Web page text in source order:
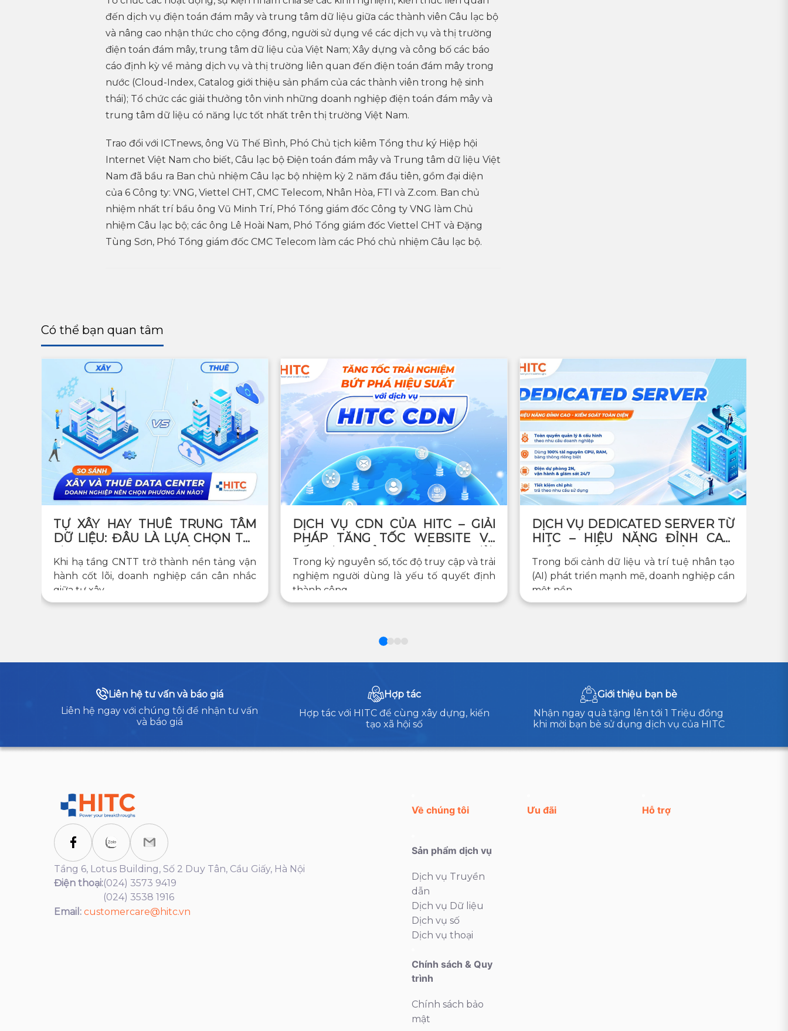
đến dịch vụ điện toán đám mây và trung tâm dữ liệu giữa các thành viên Câu lạc bộ
và nâng cao nhận thức cho cộng đồng, người sử dụng về các dịch vụ và thị trường
điện toán đám mây, trung tâm dữ liệu của Việt Nam; Xây dựng và công bố các báo
cáo định kỳ về mảng dịch vụ và thị trường liên quan đến điện toán đám mây trong
nước (Cloud-Index, Catalog giới thiệu sản phẩm của các thành viên trong hệ sinh
thái); Tổ chức các giải thưởng tôn vinh những doanh nghiệp điện toán đám mây và
trung tâm dữ liệu có năng lực tốt nhất trên thị trường Việt Nam.
Trao đổi với ICTnews, ông Vũ Thế Bình, Phó Chủ tịch kiêm Tổng thư ký Hiệp hội
Internet Việt Nam cho biết, Câu lạc bộ Điện toán đám mây và Trung tâm dữ liệu Việt
Nam đã bầu ra Ban chủ nhiệm Câu lạc bộ nhiệm kỳ 2 năm đầu tiên, gồm đại diện
của 6 Công ty: VNG, Viettel CHT, CMC Telecom, Nhân Hòa, FTI và Z.com. Ban chủ
nhiệm nhất trí bầu ông Vũ Minh Trí, Phó Tổng giám đốc Công ty VNG làm Chủ
nhiệm Câu lạc bộ; các ông Lê Hoài Nam, Phó Tổng giám đốc Viettel CHT và Đặng
Tùng Sơn, Phó Tổng giám đốc CMC Telecom làm các Phó chủ nhiệm Câu lạc bộ.
Có thể bạn quan tâm
TỰ XÂY HAY THUÊ TRUNG TÂM
DỮ LIỆU: ĐÂU LÀ LỰA CHỌN TỐI
Khi hạ tầng CNTT trở thành nền tảng vận
hành cốt lõi, doanh nghiệp cần cân nhắc
giữa tự xây...
DỊCH VỤ CDN CỦA HITC – GIẢI
PHÁP TĂNG TỐC WEBSITE VÀ
DÙNG TOÀN CẦU
Trong kỷ nguyên số, tốc độ truy cập và trải
nghiệm người dùng là yếu tố quyết định
thành công...
DỊCH VỤ DEDICATED SERVER TỪ
HITC – HIỆU NĂNG ĐỈNH CAO,
DOANH NGHIỆP
Trong bối cảnh dữ liệu và trí tuệ nhân tạo
(AI) phát triển mạnh mẽ, doanh nghiệp cần
một nền...
Liên hệ tư vấn và báo giá
Liên hệ ngay với chúng tôi để nhận tư vấn
và báo giá
Hợp tác
Hợp tác với HITC để cùng xây dựng, kiến
tạo xã hội số
Giới thiệu bạn bè
Nhận ngay quà tặng lên tới 1 Triệu đồng
khi mời bạn bè sử dụng dịch vụ của HITC
Tầng 6, Lotus Building, Số 2 Duy Tân, Cầu Giấy, Hà Nội
Điện thoại:(024) 3573 9419
(024) 3538 1916
Email: customercare@hitc.vn
Về chúng tôi
Sản phẩm dịch vụ
Dịch vụ Truyền
dẫn
Dịch vụ Dữ liệu
Dịch vụ số
Dịch vụ thoại
Chính sách & Quy
trình
Chính sách bảo
mật
Ưu đãi Hỗ trợ